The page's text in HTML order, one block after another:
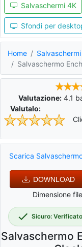
Salvaschermi 4K
Sfondi per
Home
Salvaschermo
Valutazione: 4.1
Valutalo:
Scarica
DOWNLOAD
Dimensione
Sicuro:
Salvaschermo